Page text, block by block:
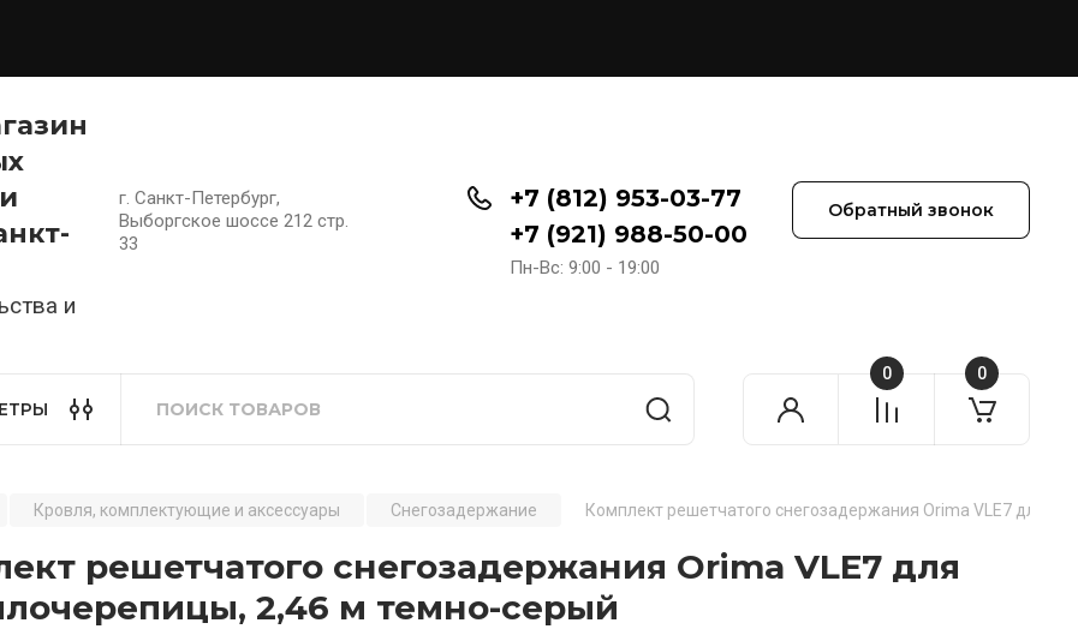
и
г. Санкт-Петербург,
Выборгское шоссе 212 стр.
33
+7 (812) 953-03-77
+7 (921) 988-50-00
Пн-Вс: 9:00 - 19:00
Обратный звонок
0 0
Кровля, комплектующие и аксессуары Снегозадержание Комплект решетчатого снегозадержания Orima VLE7 для
решетчатого снегозадержания Orima VLE7 для
2,46 м темно-серый